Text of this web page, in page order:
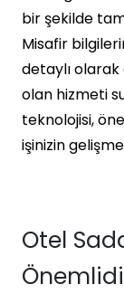
bir şekilde
Misafir
detaylı
olan hizmeti
teknolojisi,
işinizin
Otel